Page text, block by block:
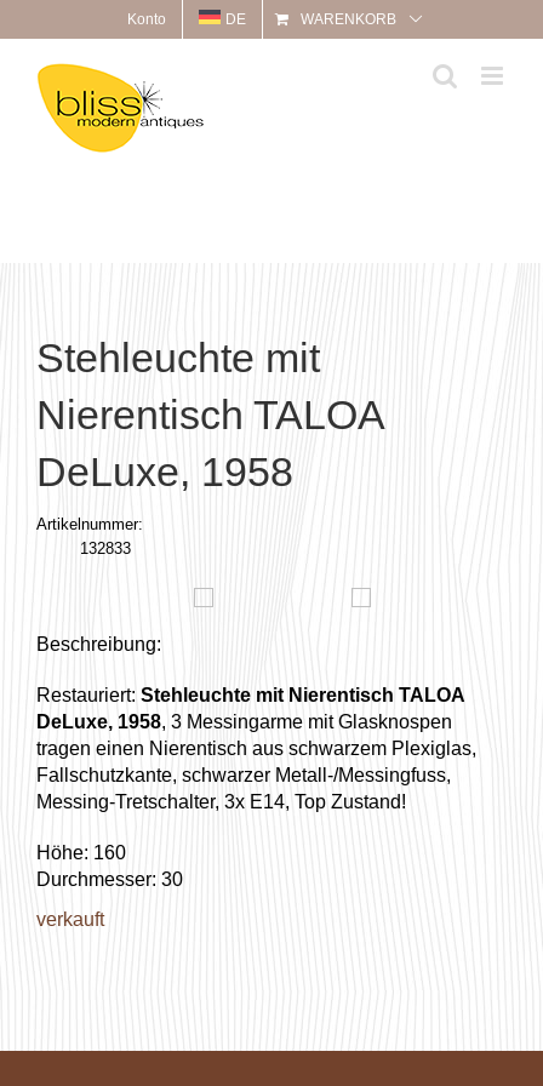
Inhalt
springen
Konto DE WARENKORB
Stehleuchte mit
Nierentisch TALOA
DeLuxe, 1958
Artikelnummer:
132833
Beschreibung:
Restauriert: Stehleuchte mit Nierentisch TALOA
DeLuxe, 1958, 3 Messingarme mit Glasknospen
tragen einen Nierentisch aus schwarzem Plexiglas,
Fallschutzkante, schwarzer Metall-/Messingfuss,
Messing-Tretschalter, 3x E14, Top Zustand!
Höhe: 160
Durchmesser: 30
verkauft